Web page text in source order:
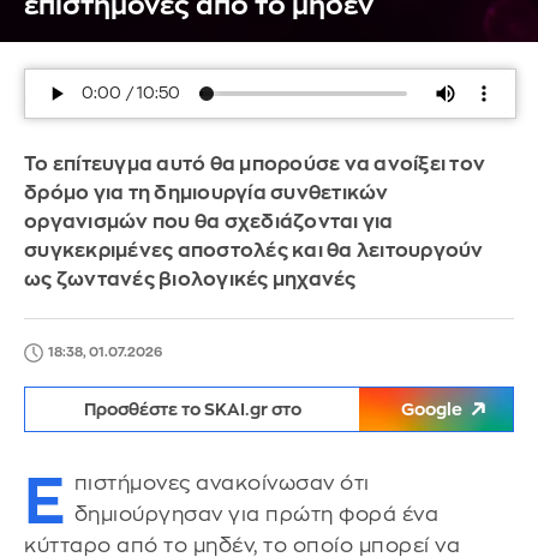
επιστήμονες από το μηδέν
Το επίτευγμα αυτό θα μπορούσε να ανοίξει τον
δρόμο για τη δημιουργία συνθετικών
οργανισμών που θα σχεδιάζονται για
συγκεκριμένες αποστολές και θα λειτουργούν
ως ζωντανές βιολογικές μηχανές
18:38, 01.07.2026
Προσθέστε το SKAI.gr στο Google
Ε πιστήμονες ανακοίνωσαν ότι
δημιούργησαν για πρώτη φορά ένα
κύτταρο από το μηδέν, το οποίο μπορεί να